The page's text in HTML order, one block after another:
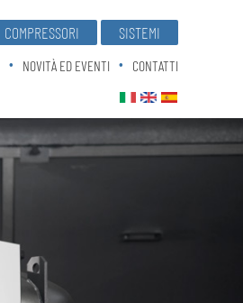
COMPRESSORI SISTEMI
NOVITÀ ED EVENTI CONTATTI